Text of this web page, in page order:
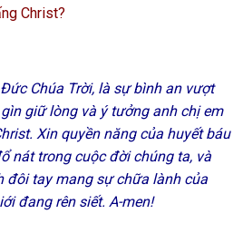
Christ?
Chúa Trời, là sự bình an vượt
giữ lòng và ý tưởng anh chị em
Xin quyền năng của huyết báu
nát trong cuộc đời chúng ta, và
đôi tay mang sự chữa lành của
đang rên siết. A-men!